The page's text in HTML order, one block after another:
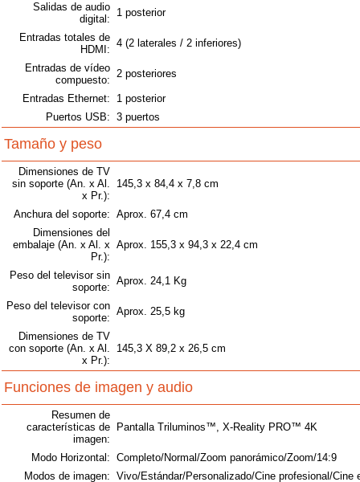
Salidas de audio
digital:
1 posterior
Entradas totales de
HDMI:
4 (2 laterales / 2 inferiores)
Entradas de vídeo
compuesto:
2 posteriores
Entradas Ethernet:
1 posterior
Puertos USB: 3 puertos
Tamaño y peso
Dimensiones de TV
sin soporte (An. x Al.
x Pr.):
145,3 x 84,4 x 7,8 cm
Anchura del soporte: Aprox. 67,4 cm
Dimensiones del
embalaje (An. x Al. x
Pr.):
Aprox. 155,3 x 94,3 x 22,4 cm
Peso del televisor sin
soporte:
Aprox. 24,1 Kg
Peso del televisor con
soporte:
Aprox. 25,5 kg
Dimensiones de TV
con soporte (An. x Al.
x Pr.):
145,3 X 89,2 x 26,5 cm
Funciones de imagen y audio
Resumen de
características de
imagen:
Pantalla Triluminos™, X-Reality PRO™ 4K
Modo Horizontal: Completo/Normal/Zoom panorámico/Zoom/14:9
Modos de imagen: Vivo/Estándar/Personalizado/Cine profesional/